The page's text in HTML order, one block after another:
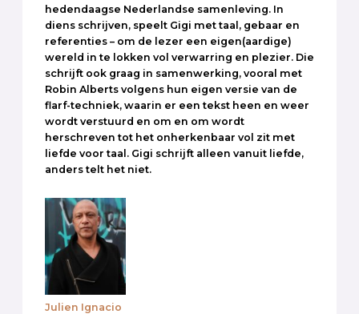
hedendaagse Nederlandse samenleving. In
diens schrijven, speelt Gigi met taal, gebaar en
referenties – om de lezer een eigen(aardige)
wereld in te lokken vol verwarring en plezier. Die
schrijft ook graag in samenwerking, vooral met
Robin Alberts volgens hun eigen versie van de
flarf-techniek, waarin er een tekst heen en weer
wordt verstuurd en om en om wordt
herschreven tot het onherkenbaar vol zit met
liefde voor taal. Gigi schrijft alleen vanuit liefde,
anders telt het niet.
Julien Ignacio